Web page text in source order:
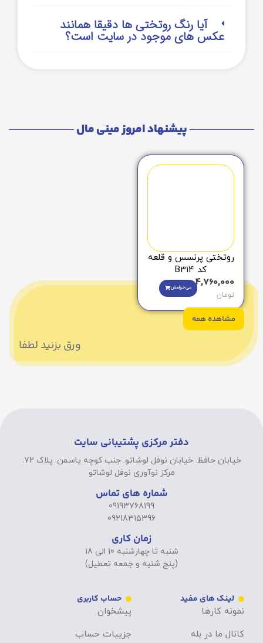
آیا رنگ روتختی ها دقیقا همانند
عکس های موجود در سایت است؟
پیشنهاد امروز مینی مال
روتختی پرنسس و قلعه
کد B314
4,760,000
تومان
می‌خوامش
مشاهده همه
ورق بزنید لطفا
دفتر مرکزی پشتیبانی سایت
خیابان حافظ. خیابان نوفل لوشاتو. جنب کوچه یاسمن. پلاک 72.
مرکز نوآوری نوفل لوشاتو
شماره های تماس
09193768199
09218315396
زمان کاری
شنبه تا چهارشنبه 10 الی 18
(پنج شنبه و جمعه تعطیل)
لینک های مفید
نمونه کارها
کانال ما در بله
حساب کاربری
پیشخوان
جزییات حساب